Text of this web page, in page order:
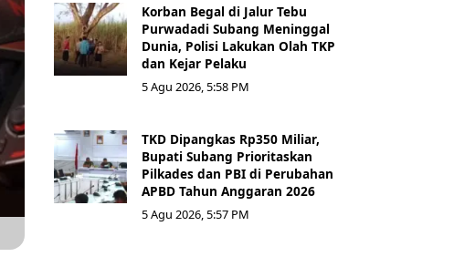
Korban Begal di Jalur Tebu
Purwadadi Subang Meninggal
Dunia, Polisi Lakukan Olah TKP
dan Kejar Pelaku
5 Agu 2026, 5:58 PM
TKD Dipangkas Rp350 Miliar,
Bupati Subang Prioritaskan
Pilkades dan PBI di Perubahan
APBD Tahun Anggaran 2026
5 Agu 2026, 5:57 PM